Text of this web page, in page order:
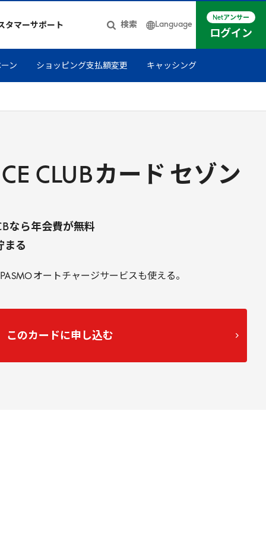
タマーサポート 検索 Language
Netアンサー
ログイン
ン ショッピング支払額変更 キャッシング
CLUBカード セゾン
なら年会費が無料
まる
PASMOオートチャージサービスも使える。
このカードに申し込む